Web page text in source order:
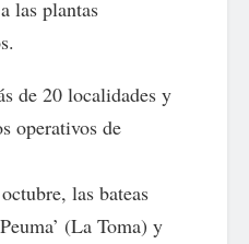
las plantas
de 20 localidades y
operativos de
las bateas
(La Toma) y